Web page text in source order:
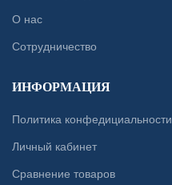
О нас
Сотрудничество
ИНФОРМАЦИЯ
Политика конфедициальности
Личный кабинет
Сравнение товаров